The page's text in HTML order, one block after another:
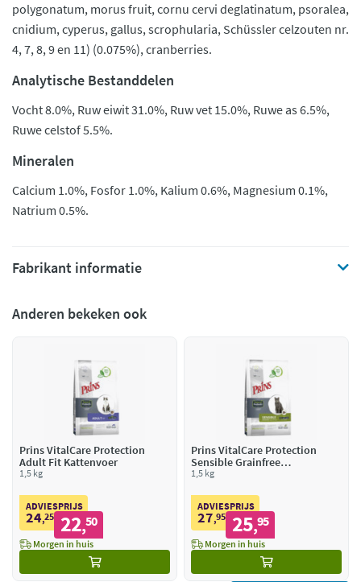
polygonatum, morus fruit, cornu cervi deglatinatum, psoralea,
cnidium, cyperus, gallus, scrophularia, Schüssler celzouten nr.
4, 7, 8, 9 en 11) (0.075%), cranberries.
Analytische Bestanddelen
Vocht 8.0%, Ruw eiwit 31.0%, Ruw vet 15.0%, Ruwe as 6.5%,
Ruwe celstof 5.5%.
Mineralen
Calcium 1.0%, Fosfor 1.0%, Kalium 0.6%, Magnesium 0.1%,
Natrium 0.5%.
Fabrikant informatie
Anderen bekeken ook
Prins VitalCare Protection
Adult Fit Kattenvoer
1,5 kg
ADVIESPRIJS
24,25 22,50
Morgen in huis
Prins VitalCare Protection
Sensible Grainfree
Hypoallergic Kattenvoer
1,5 kg
ADVIESPRIJS
27,95 25,95
Morgen in huis